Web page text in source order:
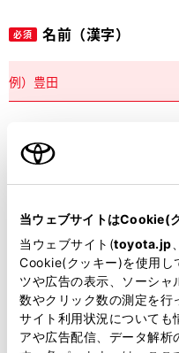
当ウェブサイトはCookie(
当ウェブサイト(toyota.jp
Cookie(クッキー)を使用し
ツや広告の表示、ソーシャ
数やクリック数の測定を行
サイト利用状況についても
アや広告配信、データ解析
必須 名前（漢字）
必須 名前（カナ）
必須 郵便番号